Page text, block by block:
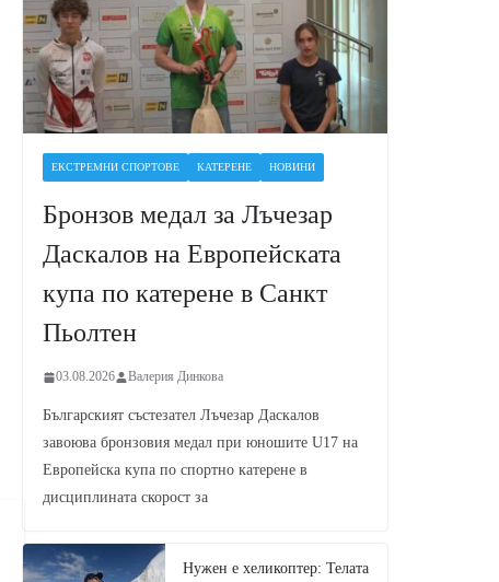
ЕКСТРЕМНИ СПОРТОВЕ КАТЕРЕНЕ НОВИНИ
Бронзов медал за Лъчезар
Даскалов на Европейската
купа по катерене в Санкт
Пьолтен
03.08.2026 Валерия Динкова
Българският състезател Лъчезар Даскалов
завоюва бронзовия медал при юношите U17 на
Европейска купа по спортно катерене в
дисциплината скорост за
Нужен е хеликоптер: Телата